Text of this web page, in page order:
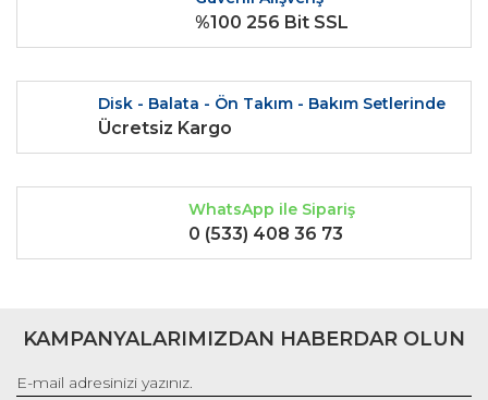
Ürün fiyatı diğer sitelerden daha pahalı.
%100 256 Bit SSL
Disk - Balata - Ön Takım - Bakım Setlerinde
Ücretsiz Kargo
WhatsApp ile Sipariş
0 (533) 408 36 73
KAMPANYALARIMIZDAN HABERDAR OLUN